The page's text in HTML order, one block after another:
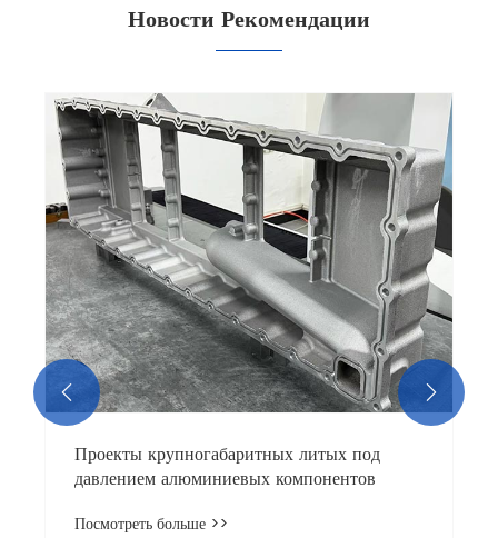
Новости Рекомендации
Проекты крупногабаритных литых под
давлением алюминиевых компонентов
Посмотреть больше >>
 